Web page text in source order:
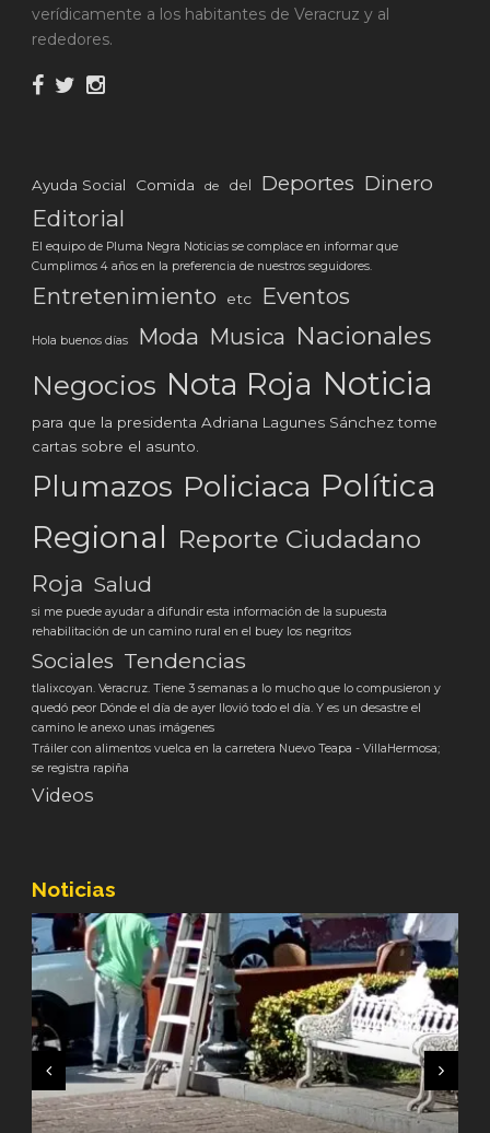
verídicamente a los habitantes de Veracruz y al
rededores.
Ayuda Social Comida de del Deportes Dinero
Editorial
El equipo de Pluma Negra Noticias se complace en informar que
Cumplimos 4 años en la preferencia de nuestros seguidores.
Entretenimiento etc Eventos
Hola buenos días Moda Musica Nacionales
Negocios Nota Roja Noticia
para que la presidenta Adriana Lagunes Sánchez tome
cartas sobre el asunto.
Plumazos Policiaca Política
Regional Reporte Ciudadano
Roja Salud
si me puede ayudar a difundir esta información de la supuesta
rehabilitación de un camino rural en el buey los negritos
Sociales Tendencias
tlalixcoyan. Veracruz. Tiene 3 semanas a lo mucho que lo compusieron y
quedó peor Dónde el día de ayer llovió todo el día. Y es un desastre el
camino le anexo unas imágenes
Tráiler con alimentos vuelca en la carretera Nuevo Teapa - VillaHermosa;
se registra rapiña
Videos
Noticias